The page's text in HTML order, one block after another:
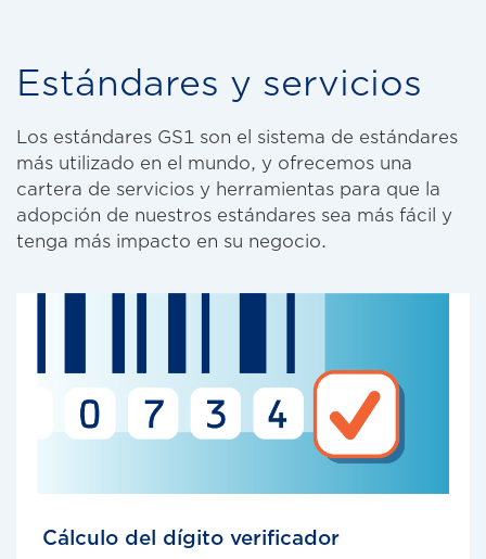
Estándares y servicios
Los estándares GS1 son el sistema de estándares
más utilizado en el mundo, y ofrecemos una
cartera de servicios y herramientas para que la
adopción de nuestros estándares sea más fácil y
tenga más impacto en su negocio.
Cálculo del dígito verificador